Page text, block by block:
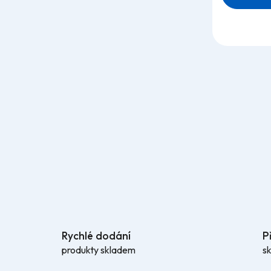
Rychlé dodání
produkty skladem